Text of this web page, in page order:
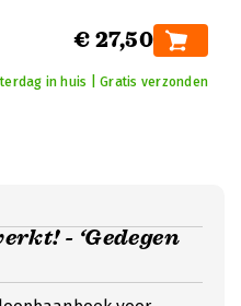
€ 27,50
in huis | Gratis verzonden
- ‘Gedegen